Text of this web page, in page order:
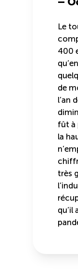
Le
400
de
l’an
fût à
la
très
qu’il